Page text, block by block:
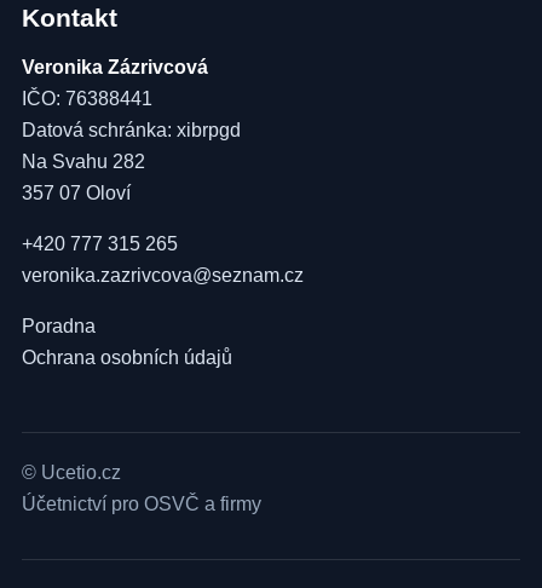
Kontakt
Veronika Zázrivcová
IČO: 76388441
Datová schránka: xibrpgd
Na Svahu 282
357 07 Oloví
+420 777 315 265
veronika.zazrivcova@seznam.cz
Poradna
Ochrana osobních údajů
© Ucetio.cz
Účetnictví pro OSVČ a firmy